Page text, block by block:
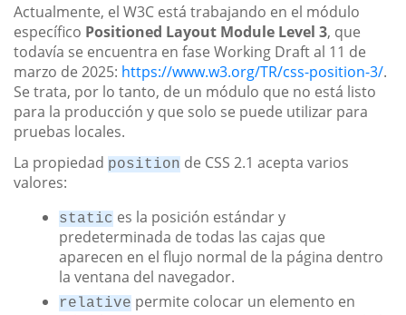
Actualmente, el W3C está trabajando en el módulo
específico Positioned Layout Module Level 3, que
todavía se encuentra en fase Working Draft al 11 de
marzo de 2025: https://www.w3.org/TR/css-position-3/.
Se trata, por lo tanto, de un módulo que no está listo
para la producción y que solo se puede utilizar para
pruebas locales.
La propiedad position de CSS 2.1 acepta varios
valores:
static es la posición estándar y
predeterminada de todas las cajas que
aparecen en el flujo normal de la página dentro
la ventana del navegador.
relative permite colocar un elemento en